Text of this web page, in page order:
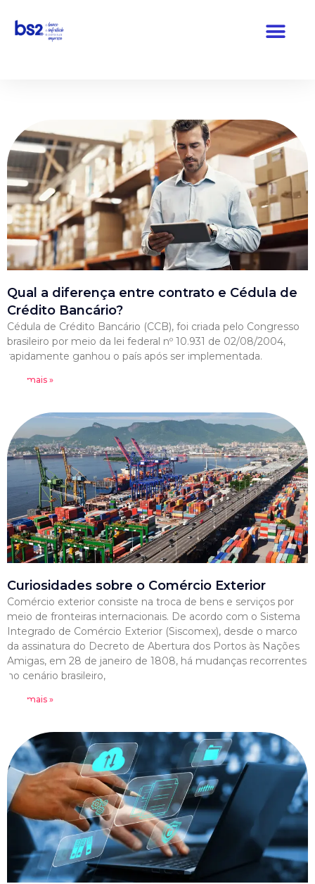
Pular
Qual a diferença entre contrato e Cédula de
Crédito Bancário?
Cédula de Crédito Bancário (CCB), foi criada pelo Congresso
brasileiro por meio da lei federal nº 10.931 de 02/08/2004,
rapidamente ganhou o país após ser implementada.
Leia mais »
Curiosidades sobre o Comércio Exterior
Comércio exterior consiste na troca de bens e serviços por
meio de fronteiras internacionais. De acordo com o Sistema
Integrado de Comércio Exterior (Siscomex), desde o marco
da assinatura do Decreto de Abertura dos Portos às Nações
Amigas, em 28 de janeiro de 1808, há mudanças recorrentes
no cenário brasileiro,
Leia mais »